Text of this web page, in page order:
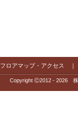
フロアマップ・アクセス
Copyright Ⓒ2012 - 2026 株